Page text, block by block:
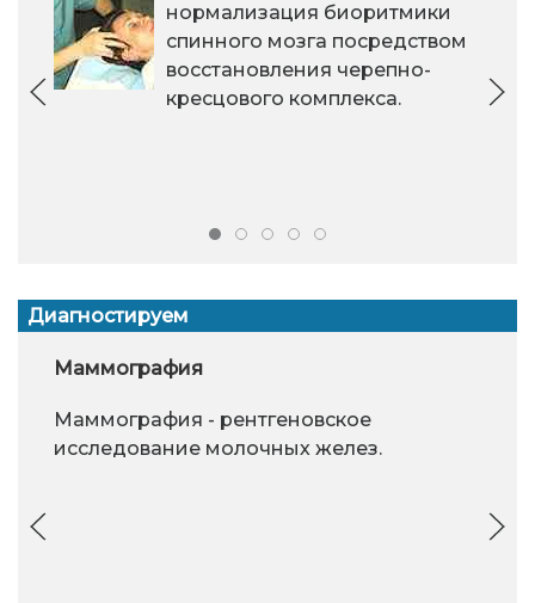
нормализация биоритмики
спинного мозга посредством
восстановления черепно-
кресцового комплекса.
Диагностируем
Маммография
Маммография - рентгеновское
исследование молочных желез.